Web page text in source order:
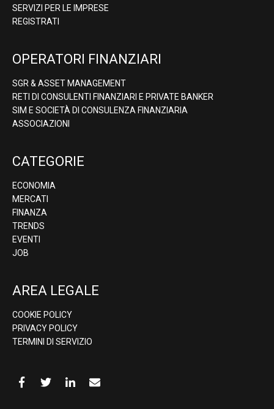
SERVIZI PER LE IMPRESE
REGISTRATI
OPERATORI FINANZIARI
SGR & ASSET MANAGEMENT
RETI DI CONSULENTI FINANZIARI E PRIVATE BANKER
SIM E SOCIETÀ DI CONSULENZA FINANZIARIA
ASSOCIAZIONI
CATEGORIE
ECONOMIA
MERCATI
FINANZA
TRENDS
EVENTI
JOB
AREA LEGALE
COOKIE POLICY
PRIVACY POLICY
TERMINI DI SERVIZIO